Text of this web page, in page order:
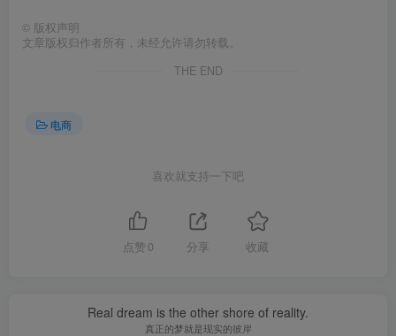
© 版权声明
文章版权归作者所有，未经允许请勿转载。
THE END
电商
喜欢就支持一下吧
点赞 0 分享 收藏
Real dream is the other shore of reality.
真正的梦就是现实的彼岸